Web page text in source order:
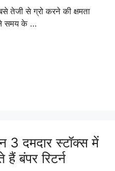
तेजी से ग्रो करने की क्षमता
समय के …
3 दमदार स्टॉक्स में
बंपर रिटर्न